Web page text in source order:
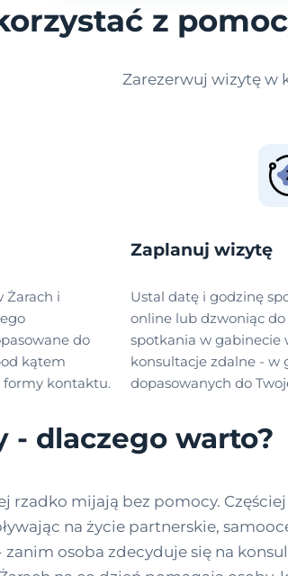
mogę obiecać,
z
Zarezerwuj wizytę w
Żarach i
do
kątem
formy kontaktu.
Zaplanuj wizytę
Ustal datę i godzinę
online lub dzwoniąc do
spotkania w gabinecie
konsultacje zdalne - w
dopasowanych do
- dlaczego warto?
rzadko mijają bez pomocy. Częściej
na życie partnerskie,
osoba zdecyduje się na